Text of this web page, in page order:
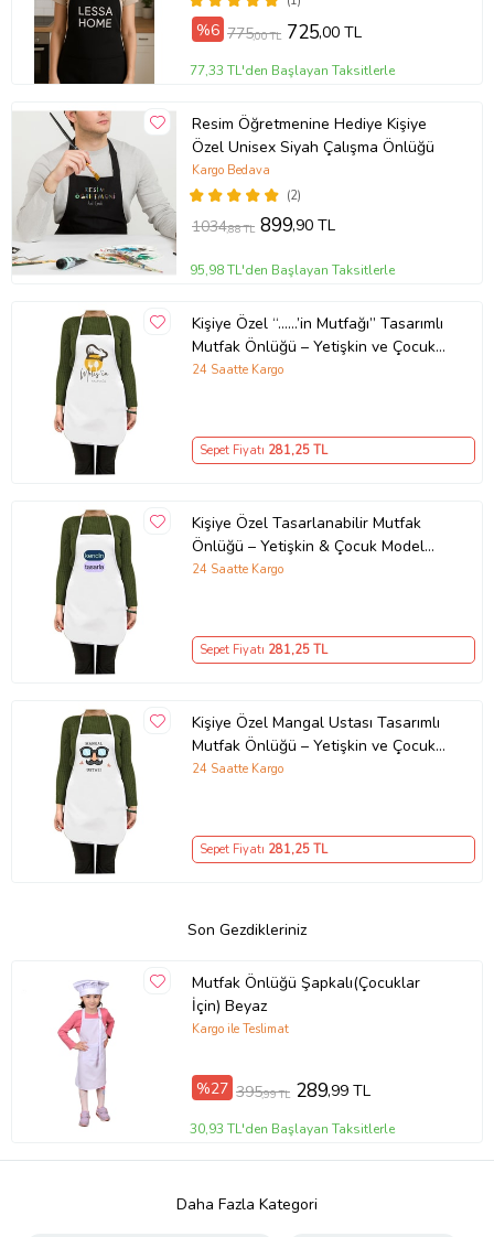
%6 775,00 TL 725,00 TL
77,33 TL'den Başlayan Taksitlerle
Resim Öğretmenine Hediye Kişiye
Özel Unisex Siyah Çalışma Önlüğü
(2)
Kargo Bedava
1034,88 TL 899,90 TL
95,98 TL'den Başlayan Taksitlerle
Kişiye Özel “……’in Mutfağı” Tasarımlı
Mutfak Önlüğü – Yetişkin ve Çocuk
Seçenekli
24 Saatte Kargo
Sepet Fiyatı 281,25 TL
Kişiye Özel Tasarlanabilir Mutfak
Önlüğü – Yetişkin & Çocuk Model
Seçenekleri
24 Saatte Kargo
Sepet Fiyatı 281,25 TL
Kişiye Özel Mangal Ustası Tasarımlı
Mutfak Önlüğü – Yetişkin ve Çocuk
Boy Seçenekli
24 Saatte Kargo
Sepet Fiyatı 281,25 TL
Son Gezdikleriniz
Mutfak Önlüğü Şapkalı(Çocuklar
İçin) Beyaz
Kargo ile Teslimat
%27 395,99 TL 289,99 TL
30,93 TL'den Başlayan Taksitlerle
Daha Fazla Kategori